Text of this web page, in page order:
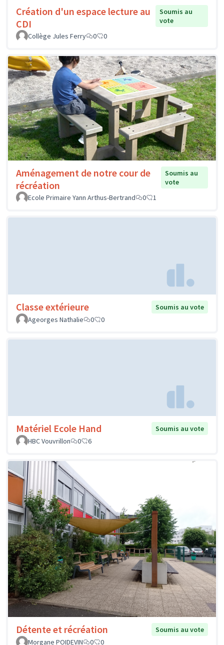
Création d'un espace lecture au
CDI
Soumis au
vote
Collège Jules Ferry
0 0
Aménagement de notre cour de
récréation
Soumis au
vote
Ecole Primaire Yann Arthus-Bertrand
0 1
Classe extérieure
Soumis au vote
Ageorges Nathalie
0 0
Matériel Ecole Hand
Soumis au vote
HBC Vouvrillon
0 6
Détente et récréation
Soumis au vote
Morgane POIDEVIN
0 0